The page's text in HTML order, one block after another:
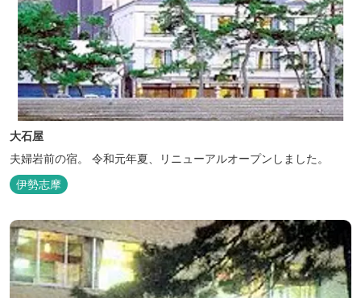
大石屋
夫婦岩前の宿。 令和元年夏、リニューアルオープンしました。
伊勢志摩